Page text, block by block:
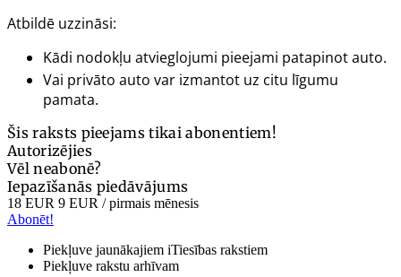
Atbildē uzzināsi:
Kādi nodokļu atvieglojumi pieejami patapinot auto.
Vai privāto auto var izmantot uz citu līgumu
pamata.
Šis raksts pieejams tikai abonentiem!
Autorizējies
Vēl neabonē?
Iepazīšanās piedāvājums
18 EUR 9 EUR / pirmais mēnesis
Abonēt!
Piekļuve jaunākajiem iTiesības rakstiem
Piekļuve rakstu arhīvam